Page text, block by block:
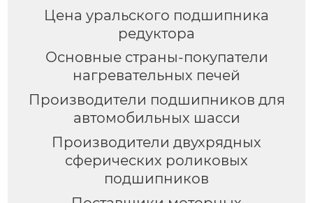
Цена уральского подшипника
редуктора
Основные страны-покупатели
нагревательных печей
Производители подшипников для
автомобильных шасси
Производители двухрядных
сферических роликовых
подшипников